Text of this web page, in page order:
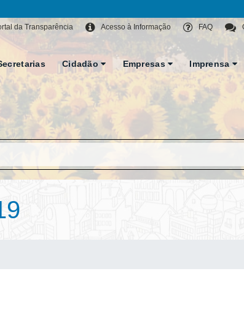
FAQ
Acesso à Informação
da Transparência
Cidadão Empresas Imprensa